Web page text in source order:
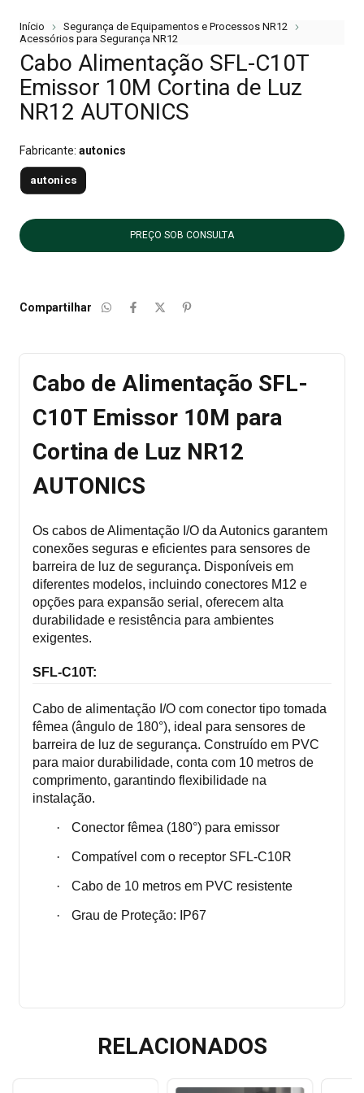
Início
Segurança de Equipamentos e Processos NR12
Acessórios para Segurança NR12
Cabo Alimentação SFL-C10T
Emissor 10M Cortina de Luz
NR12 AUTONICS
Fabricante: autonics
autonics
Compartilhar
Cabo de Alimentação SFL-
C10T Emissor 10M para
Cortina de Luz NR12
AUTONICS
Os cabos de Alimentação I/O da Autonics garantem
conexões seguras e eficientes para sensores de
barreira de luz de segurança. Disponíveis em
diferentes modelos, incluindo conectores M12 e
opções para expansão serial, oferecem alta
durabilidade e resistência para ambientes
exigentes.
SFL-C10T:
Cabo de alimentação I/O com conector tipo tomada
fêmea (ângulo de 180°), ideal para sensores de
barreira de luz de segurança. Construído em PVC
para maior durabilidade, conta com 10 metros de
comprimento, garantindo flexibilidade na
instalação.
· Conector fêmea (180°) para emissor
· Compatível com o receptor SFL-C10R
· Cabo de 10 metros em PVC resistente
· Grau de Proteção: IP67
RELACIONADOS